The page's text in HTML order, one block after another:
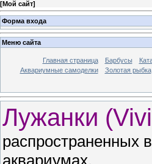
[Мой сайт]
Форма входа
Меню сайта
Главная страница Барбусы
Аквариумные самоделки
Золотая рыбка
Лужанки
распространенных
аквариумах.